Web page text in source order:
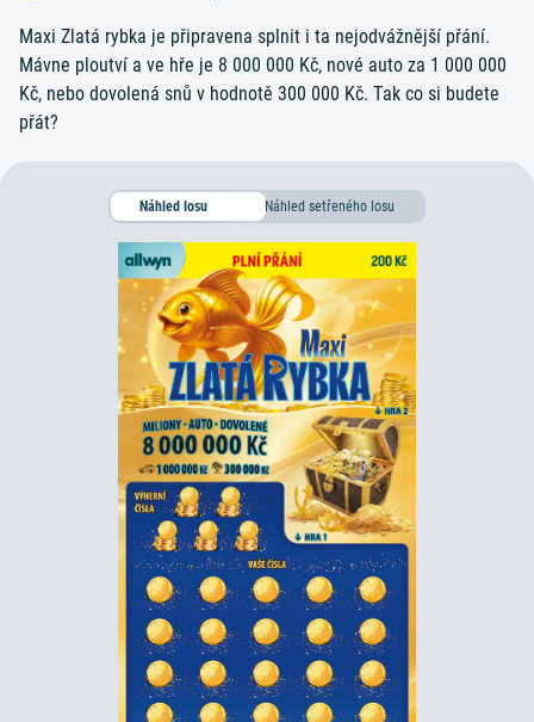
Maxi Zlatá rybka je připravena splnit i ta nejodvážnější přání.
Mávne ploutví a ve hře je 8 000 000 Kč, nové auto za 1 000 000
Kč, nebo dovolená snů v hodnotě 300 000 Kč. Tak co si budete
přát?
Náhled setřeného losu